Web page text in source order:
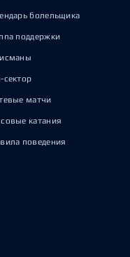
болельщика
поддержки
сектор
матчи
катания
поведения